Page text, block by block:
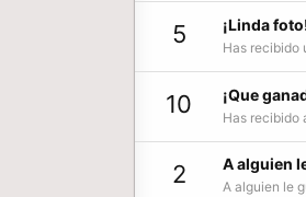
5 ¡Linda
Has recibido
10 ¡Que
Has recibido
2 A alguien
A alguien le